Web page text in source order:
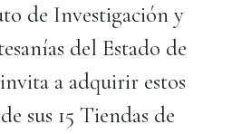
de Investigación y
del Estado de
a adquirir estos
sus 15 Tiendas de